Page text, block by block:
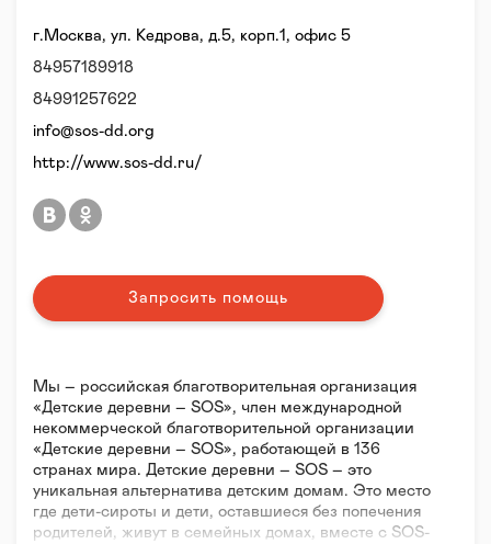
Мы – российская благотворительная организация
«Детские деревни – SOS», член международной
некоммерческой благотворительной организации
«Детские деревни – SOS», работающей в 136
странах мира. Детские деревни – SOS – это
уникальная альтернатива детским домам. Это место
где дети-сироты и дети, оставшиеся без попечения
родителей, живут в семейных домах, вместе с SOS-
г.Москва, ул. Кедрова, д.5, корп.1, офис 5
84957189918
84991257622
info@sos-dd.org
http://www.sos-dd.ru/
Запросить помощь